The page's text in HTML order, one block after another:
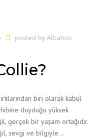
posted by Albatros
biri olarak kabul
duyduğu yüksek
gerçek bir yaşam ortağıdır.
sevgi ve bilgiyle…